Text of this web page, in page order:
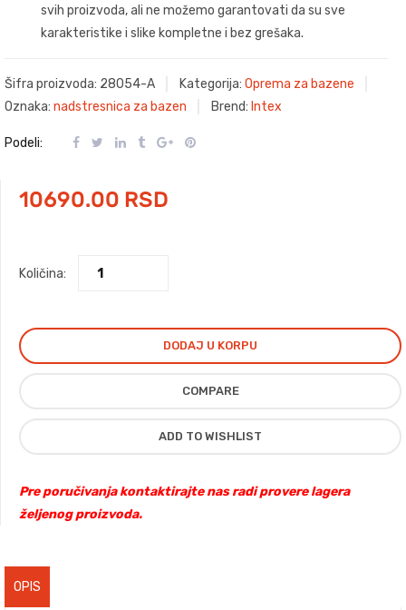
svih proizvoda, ali ne možemo garantovati da su sve
karakteristike i slike kompletne i bez grešaka.
Šifra proizvoda: 28054-A Kategorija: Oprema za bazene
Oznaka: nadstresnica za bazen Brend: Intex
Podeli:
10690.00 RSD
Količina:
DODAJ U KORPU
COMPARE
ADD TO WISHLIST
Pre poručivanja kontaktirajte nas radi provere lagera
željenog proizvoda.
OPIS